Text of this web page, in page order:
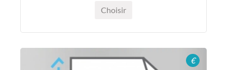
Choisir
€